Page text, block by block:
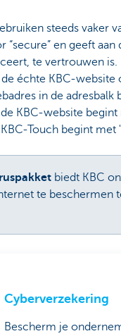
steeds vaker
“secure” en geeft
te vertrouwen is.
échte KBC-website
in de adresbalk
KBC-website begint
Touch begint met '
biedt KBC
te beschermen
Cyberverzekering
Bescherm je